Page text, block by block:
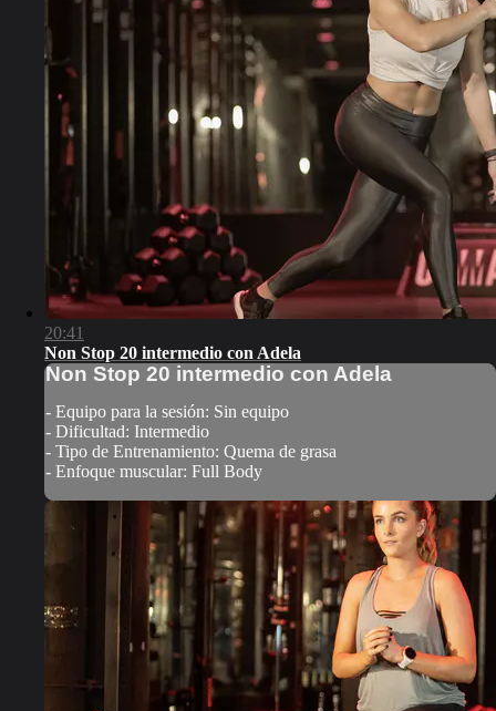
20:41
Non Stop 20 intermedio con Adela
Non Stop 20 intermedio con Adela
- Equipo para la sesión: Sin equipo
- Dificultad: Intermedio
- Tipo de Entrenamiento: Quema de grasa
- Enfoque muscular: Full Body